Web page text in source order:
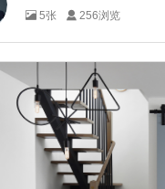
5张 256浏览